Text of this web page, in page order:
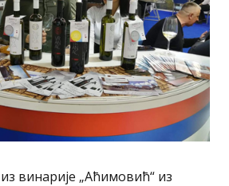
винарије „Аћимовић“ из